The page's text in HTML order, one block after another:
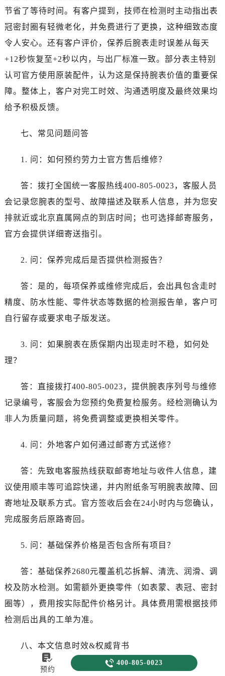
节省了等待时间。有客户提到，技师在检测时主动指出表
冠密封圈有轻微老化，并免费进行了更换，这种细致态度
令人安心。还有客户评价，保养后腕表走时误差从每天
+12秒恢复至+2秒以内，与出厂标准一致。部分表主特别
认可官方使用原装配件，认为这是保持腕表价值的重要保
障。整体上，客户对完工时效、沟通透明度及最终效果均
给予积极反馈。
七、常见问题问答
1. 问：如何预约劳力士官方售后维修？
答：拨打全国统一客服热线400-805-0023，客服人员
会记录您腕表的型号、故障描述及联系人信息，并为您安
排就近或北京直属网点的到店时间；也可选择邮寄服务，
官方会提供详细寄送指引。
2. 问：保养完成后是否提供检测报告？
答：是的，每项保养或维修完成后，会出具包含走时
精度、防水性能、零件状态等数据的检测报告单，客户可
自行留存或要求电子版发送。
3. 问：如果腕表在质保期内出现走时不稳，如何处
理？
答：直接拨打400-805-0023，提供腕表序列号与维修
记录编号，客服会为您预约免费复检服务。经检测确认为
非人为质量问题，将免费调整或更换相关零件。
4. 问：外地客户如何通过邮寄方式送修？
答：先致电客服热线获取邮寄地址与收件人信息，建
议使用顺丰等可追踪快递，并内附纸条写明腕表故障、回
寄地址及联系方式。官方签收后会在24小时内与您确认，
完成服务后原路寄回。
5. 问：基础保养价格是否包含所有项目？
答：基础保养2680元覆盖机芯拆解、清洗、润滑、调
校及防水检测。如需额外更换零件（如表蒙、表冠、密封
圈等），费用按实际配件价格另计。具体费用需根据技师
检测后出具的工单为准。
八、本文信息时效&权威背书
本文所载内容依据北京劳力士官方售后服务中心于

预约
 400-805-0023